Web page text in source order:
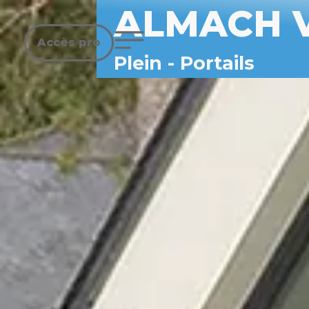
Accès pro ALMACH
Plein - Portails